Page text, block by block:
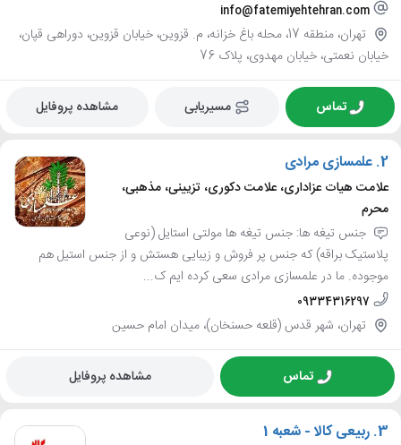
info@fatemiyehtehran.com
تهران، منطقه 17، محله باغ خزانه، م. قزوین، خیابان قزوین، دوراهی قپان،
خیابان نعمتی، خیابان مهدوی، پلاک 76
تماس مسیریابی مشاهده پروفایل
2. علمسازی مرادی
علامت هیات عزاداری، علامت دکوری، تزیینی، مذهبی،
محرم
جنس تیغه ها: جنس تیغه ها مولتی استایل (نوعی
پلاستیک براقه) که جنس پر فروش و زیبایی هستش و از جنس استیل هم
موجوده. ما در علمسازی مرادی سعی کرده ایم ک...
09334316297
تهران، شهر قدس (قلعه حسنخان)، میدان امام حسین
تماس مشاهده پروفایل
3. ربیعی کالا - شعبه 1